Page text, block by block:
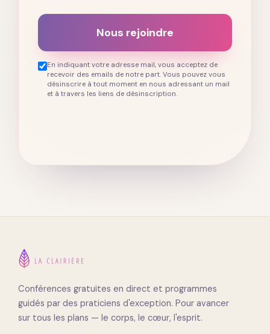
Nous rejoindre
En indiquant votre adresse mail, vous acceptez de
recevoir des emails de notre part. Vous pouvez vous
désinscrire à tout moment en nous adressant un mail
et à travers les liens de désinscription.
Conférences gratuites en direct et programmes
guidés par des praticiens d'exception. Pour avancer
sur tous les plans — le corps, le cœur, l'esprit.